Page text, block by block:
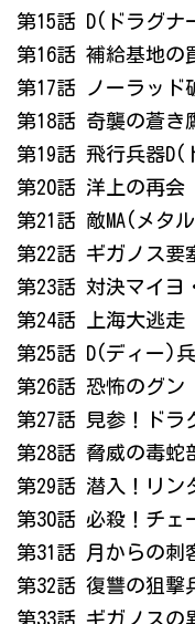
第15話 D(ドラグナ
第16話 補給基地の
第17話 ノーラッド
第18話 奇襲の蒼き
第19話 飛行兵器D(
第20話 洋上の再会
第21話 敵MA(メタ
第22話 ギガノス要
第23話 対決マイヨ
第24話 上海大逃走
第25話 D(ディー)
第26話 恐怖のグン
第27話 見参！ドラ
第28話 脅威の毒蛇
第29話 潜入！リン
第30話 必殺！チェ
第31話 月からの刺
第32話 復讐の狙撃
第33話 ギガノスの